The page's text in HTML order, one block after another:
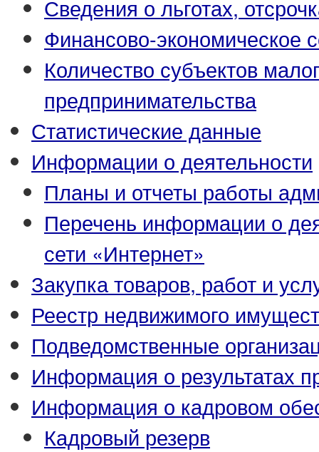
Сведения о льготах,
Финансово-экономическое
Количество субъектов
предпринимательства
Статистические данные
Информации о деятельности
Планы и отчеты работы
Перечень информации о
сети «Интернет»
Закупка товаров, работ и
Реестр недвижимого
Подведомственные
Информация о результатах
Информация о кадровом
Кадровый резерв